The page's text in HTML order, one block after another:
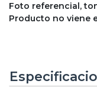
Foto referencial,
Producto no viene